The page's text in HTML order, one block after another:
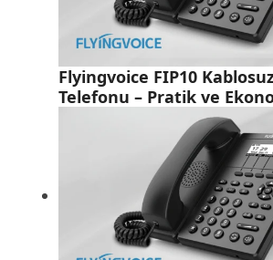
Flyingvoice FIP10
Telefonu – Pratik ve